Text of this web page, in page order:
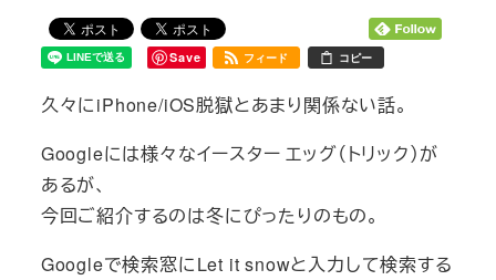
Save フィード コピー
久々にiPhone/iOS脱獄とあまり関係ない話。
Googleには様々なイースター エッグ（トリック）が
あるが、
今回ご紹介するのは冬にぴったりのもの。
Googleで検索窓にLet it snowと入力して検索する